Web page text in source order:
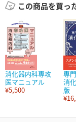
この商品を買っ
消化器内科専攻
医マニュアル
¥5,500
専
消
版